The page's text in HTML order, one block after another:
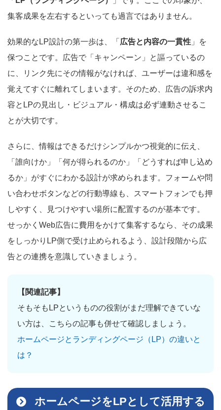
集客成果を左右するといっても過言ではありません。
効果的なLP設計の第一歩は、「 広告と内容の一貫性 」を
保つことです。広告で「キャンペーン」と謳っているの
に、リンク先にその情報がなければ、ユーザーは違和感を
覚えてすぐに離れてしまいます。そのため、広告の訴求内
容とLPの見出し・ビジュアル・構成は必ず連動させるこ
とが大切です。
さらに、情報はできるだけシンプルかつ視覚的に伝え、
「誰向けか」「何が得られるのか」「どうすれば申し込め
るか」がすぐにわかる設計が求められます。フォームや問
い合わせボタンなどの行動導線も、スマートフォンでも押
しやすく、見つけやすい場所に配置するのが基本です。
せっかくWeb広告に費用をかけて集客するなら、その成果
をしっかりLP側で受け止められるよう、設計段階から広
告との連携を意識していきましょう。
【関連記事】
そもそもLPというものの役割がまだ理解できていな
い方は、こちらの記事も併せて確認しましょう。
ホームページとランディングページ（LP）の違いと
は？
ホームページをLPとして活用する